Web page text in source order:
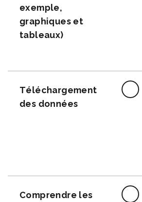
exemple,
graphiques et
tableaux)
Téléchargement
des données
Comprendre les